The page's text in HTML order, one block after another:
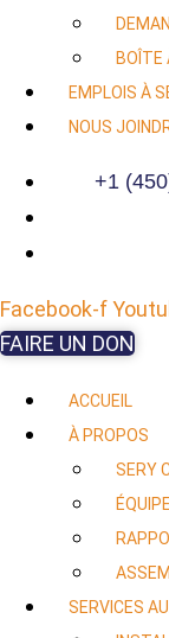
BOÎTE
EMPLOIS À
NOUS
+1
Facebook-f
FAIRE UN DON
ACCUEIL
À PROPOS
SERY
ÉQUIPE
SERVICES